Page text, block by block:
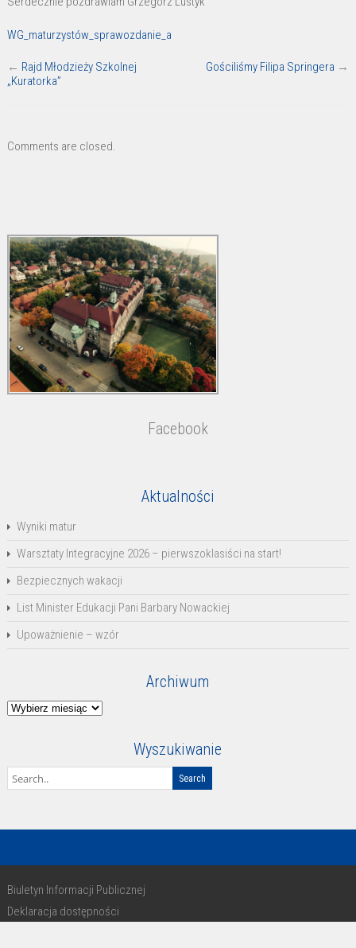
WG_maturzystów_sprawozdanie_a
← Rajd Młodzieży Szkolnej
„Kuratorka”
Gościliśmy Filipa Springera →
Comments are closed.
Facebook
Aktualności
Wyniki matur
Warsztaty Integracyjne 2026 – pierwszoklasiści na start!
Bezpiecznych wakacji
List Minister Edukacji Pani Barbary Nowackiej
Upoważnienie – wzór
Archiwum
Archiwum
Wyszukiwanie
Biuletyn Informacji Publicznej
Deklaracja dostępności